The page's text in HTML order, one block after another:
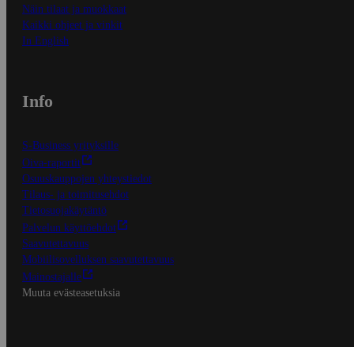
Näin tilaat ja muokkaat
Kaikki ohjeet ja vinkit
In English
Info
S-Business yrityksille
Oiva-raportit
Osuuskauppojen yhteystiedot
Tilaus- ja toimitusehdot
Tietosuojakäytäntö
Palvelun käyttöehdot
Saavutettavuus
Mobiilisovelluksen saavutettavuus
Mainostajalle
Muuta evästeasetuksia